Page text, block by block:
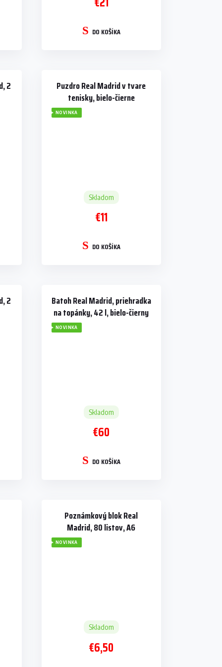
DO KOŠÍKA
2
Puzdro Real Madrid v tvare
tenisky, bielo-čierne
NOVINKA
Skladom
€11
DO KOŠÍKA
2
Batoh Real Madrid, priehradka
na topánky, 42 l, bielo-čierny
NOVINKA
Skladom
€60
DO KOŠÍKA
Poznámkový blok Real
Madrid, 80 listov, A6
NOVINKA
Skladom
€6,50